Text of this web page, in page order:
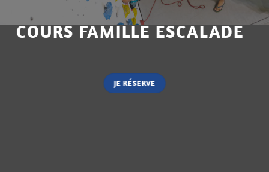
COURS FAMILLE ESCALADE
JE RÉSERVE